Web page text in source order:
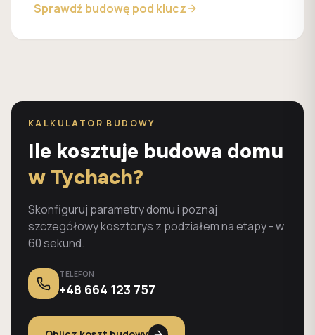
Sprawdź budowę pod klucz
KALKULATOR BUDOWY
Ile kosztuje budowa domu
w Tychach?
Skonfiguruj parametry domu i poznaj
szczegółowy kosztorys z podziałem na etapy - w
60 sekund.
TELEFON
+48 664 123 757